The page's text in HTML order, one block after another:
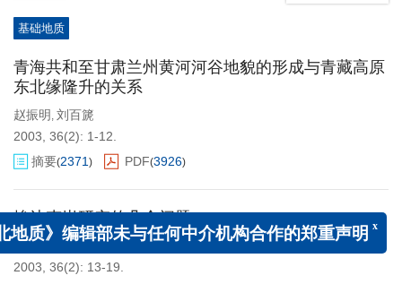
基础地质
青海共和至甘肃兰州黄河河谷地貌的形成与青藏高原
东北缘隆升的关系
赵振明 , 刘百篪
2003, 36(2): 1-12.
摘要(2371 ) PDF(3926)
埃达克岩研究的几个问题
朱弟成 潘桂棠 段丽萍 夏林 廖忠礼 王立全
2003, 36(2): 13-19.
x
地质》编辑部未与任何中介机构合作的郑重声明